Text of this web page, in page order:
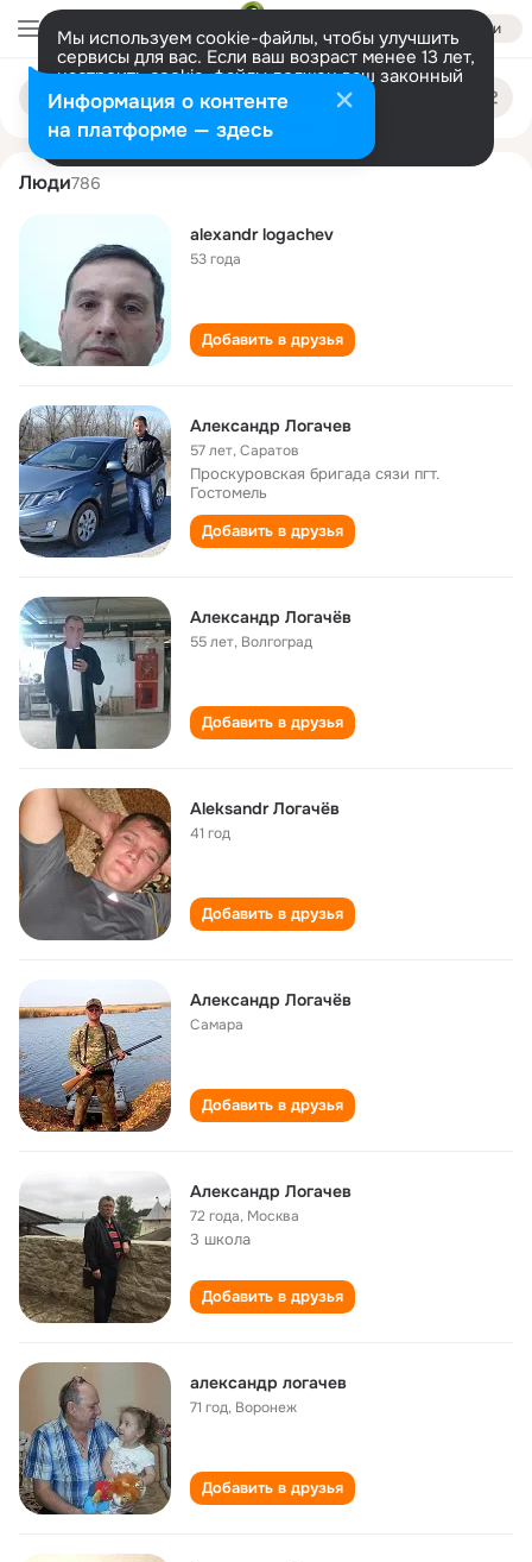
Войти
Мы используем cookie-файлы, чтобы улучшить
сервисы для вас. Если ваш возраст менее 13 лет,
настроить cookie-файлы должен ваш законный
представитель. Больше информации
Разрешить все Настроить
Поиск
людям
aleksandr logachyov
Люди786
alexandr logachev
53 года
Добавить в друзья
Александр Логачев
57 лет,Саратов
Проскуровская бригада сязи пгт.
Гостомель
Добавить в друзья
Александр Логачёв
55 лет, Волгоград
Добавить в друзья
Aleksandr Логачёв
41 год
Добавить в друзья
Александр Логачёв
Самара
Добавить в друзья
Александр Логачев
72 года, Москва
3 школа
Добавить в друзья
александр логачев
71 год, Воронеж
Добавить в друзья
Информация о контенте
на платформе — здесь